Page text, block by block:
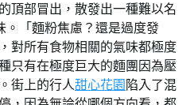
頂部冒出，散發出一種難以名
「麵粉焦慮？還是過度發
對所有食物相關的氣味都極度
只有在極度巨大的麵團因為壓
。街上的行人甜心花園 陷入了混